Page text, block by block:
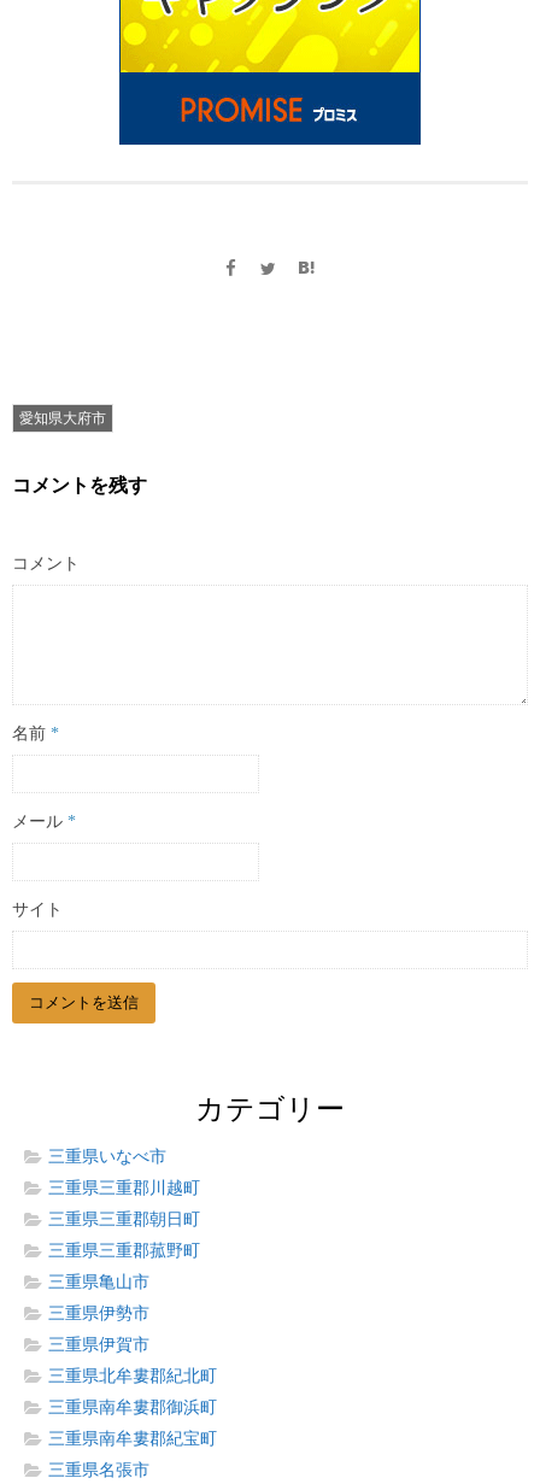
愛知県大府市
コメントを残す
コメント
名前 *
メール *
サイト
カテゴリー
三重県いなべ市
三重県三重郡川越町
三重県三重郡朝日町
三重県三重郡菰野町
三重県亀山市
三重県伊勢市
三重県伊賀市
三重県北牟婁郡紀北町
三重県南牟婁郡御浜町
三重県南牟婁郡紀宝町
三重県名張市